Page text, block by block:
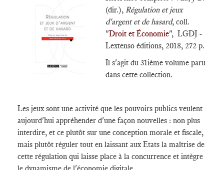
(dir.), Régulation et jeux
d'argent et de hasard​, coll.
"Droit et Économie", LGDJ -
Lextenso éditions, 2018, 272 p.
Il s'agit du 31ième volume paru
dans cette collection.
Les jeux sont une activité que les pouvoirs publics veulent
aujourd'hui appréhender d'une façon nouvelles : non plus
interdire, et ce plutôt sur une conception morale et fiscale,
mais plutôt réguler tout en laissant aux Etats la maîtrise de
cette régulation qui laisse place à la concurrence et intègre